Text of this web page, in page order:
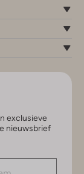
exclusieve
nieuwsbrief